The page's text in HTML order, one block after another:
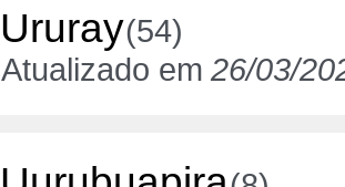
Ururay(54)
Atualizado em26/03/